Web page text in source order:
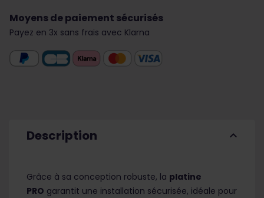
Moyens de paiement sécurisés
Payez en 3x sans frais avec Klarna
expand_less
Description
Grâce à sa conception robuste, la platine
PRO garantit une installation sécurisée, idéale pour